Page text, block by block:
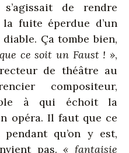
de rendre
fuite éperdue d’un
Ça tombe bien,
ce soit un Faust ! »,
de théâtre au
compositeur,
à qui échoit la
opéra. Il faut que ce
qu’on y est,
pas.« fantaisie